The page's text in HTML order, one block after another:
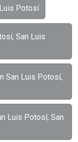
Potosí
San Luis
San Luis Potosí,
Luis Potosí, San